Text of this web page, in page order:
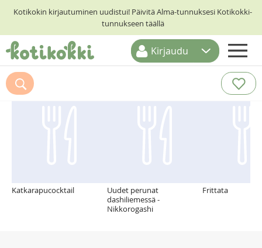
Kotikokin kirjautuminen uudistui! Päivitä Alma-tunnuksesi Kotikokki-
tunnukseen täällä
ETUSIVU
RESEPTIHAKU
Kirjaudu
Suosittelemme myös
Katkarapucocktail
Uudet perunat
dashiliemessä -
Nikkorogashi
Frittata